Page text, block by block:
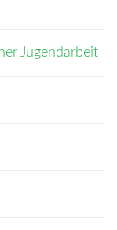
Jugendarbeit